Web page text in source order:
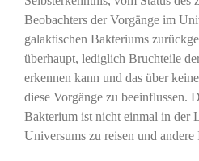
Beobachters der Vorgänge im
galaktischen Bakteriums
überhaupt, lediglich Bruchteile
erkennen kann und das über
diese Vorgänge zu beeinflussen.
Bakterium ist nicht einmal in der
Universums zu reisen und